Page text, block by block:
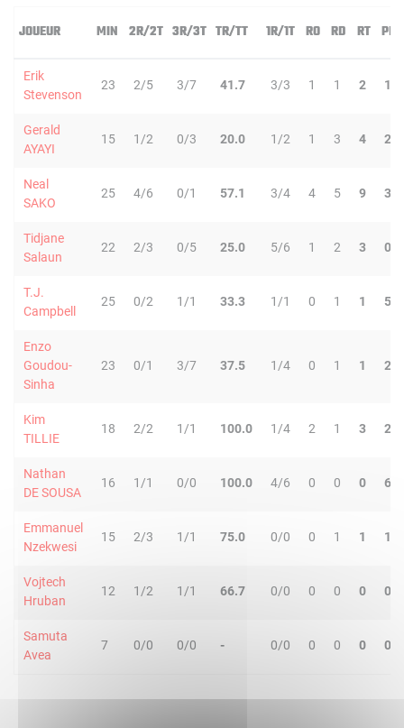
JOUEUR MIN 2R/2T 3R/3T TR/TT 1R/1T RO RD RT PD
Erik
Stevenson
23 2/5 3/7 41.7 3/3 1 1 2 1
Gerald
AYAYI
15 1/2 0/3 20.0 1/2 1 3 4 2
Neal
SAKO
25 4/6 0/1 57.1 3/4 4 5 9 3
Tidjane
Salaun
22 2/3 0/5 25.0 5/6 1 2 3 0
T.J.
Campbell
25 0/2 1/1 33.3 1/1 0 1 1 5
Enzo
Goudou-
Sinha
23 0/1 3/7 37.5 1/4 0 1 1 2
Kim
TILLIE
18 2/2 1/1 100.0 1/4 2 1 3 2
Nathan
DE SOUSA
16 1/1 0/0 100.0 4/6 0 0 0 6
Emmanuel
Nzekwesi
15 2/3 1/1 75.0 0/0 0 1 1 1
Vojtech
Hruban
12 1/2 1/1 66.7 0/0 0 0 0 0
Samuta
Avea
7 0/0 0/0 - 0/0 0 0 0 0